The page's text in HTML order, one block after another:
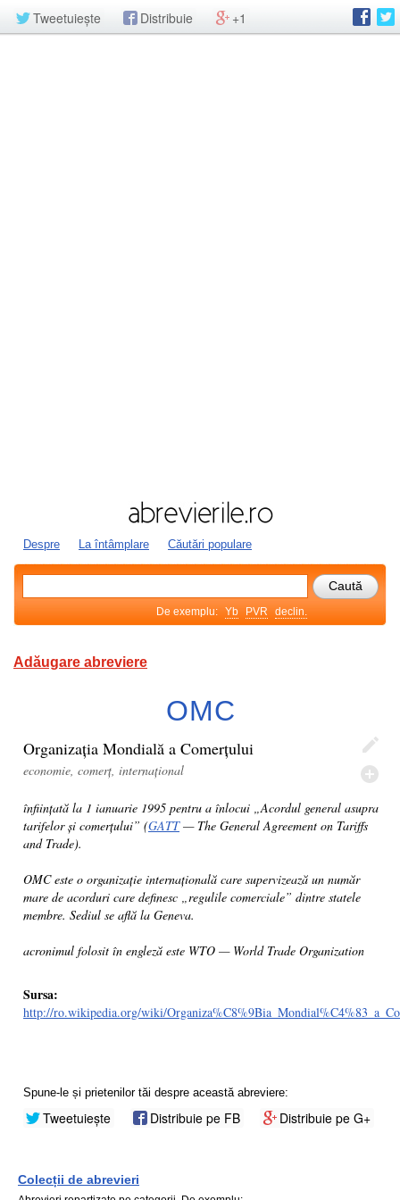
Tweetuiește Distribuie +1
Despre La întâmplare Căutări populare
De exemplu: Yb PVR declin.
Adăugare abreviere
OMC
Organizația Mondială a Comerțului
economie, comerț, internațional
înființată la 1 ianuarie 1995 pentru a înlocui „Acordul general asupra
tarifelor și comerțului” (GATT— The General Agreement on Tariffs
and Trade).
OMC este o organizație internațională care supervizează un număr
mare de acorduri care definesc „regulile comerciale” dintre statele
membre. Sediul se află la Geneva.
acronimul folosit în engleză este WTO — World Trade Organization
Sursa:
http://ro.wikipedia.org/wiki/
Spune-le și prietenilor tăi despre această abreviere:
Tweetuiește Distribuie pe FB Distribuie pe G+
Colecții de abrevieri